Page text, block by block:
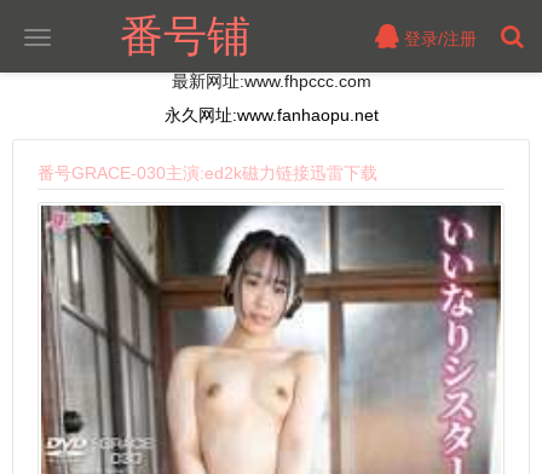
番号铺
切
登录/注册
最新网址:www.fhpccc.com
永久网址:www.fanhaopu.net
番号GRACE-030主演:ed2k磁力链接迅雷下载